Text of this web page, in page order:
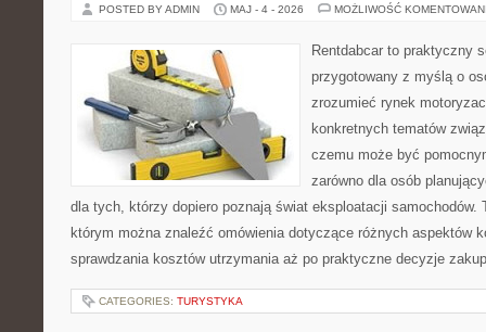
POSTED BY ADMIN MAJ - 4 - 2026 MOŻLIWOŚĆ
Rentdabcar to praktyczny
przygotowany z myślą o
zrozumieć rynek
konkretnych tematów
czemu może być
zarówno dla osób
dla tych, którzy dopiero poznają świat eksploatacji samochodów.
którym można znaleźć omówienia dotyczące różnych aspektów
sprawdzania kosztów utrzymania aż po praktyczne decyzje
CATEGORIES: TURYSTYKA